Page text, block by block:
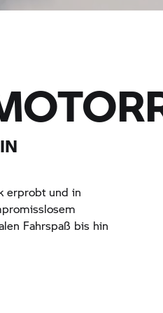
erprobt und in
Fahrspaß bis hin